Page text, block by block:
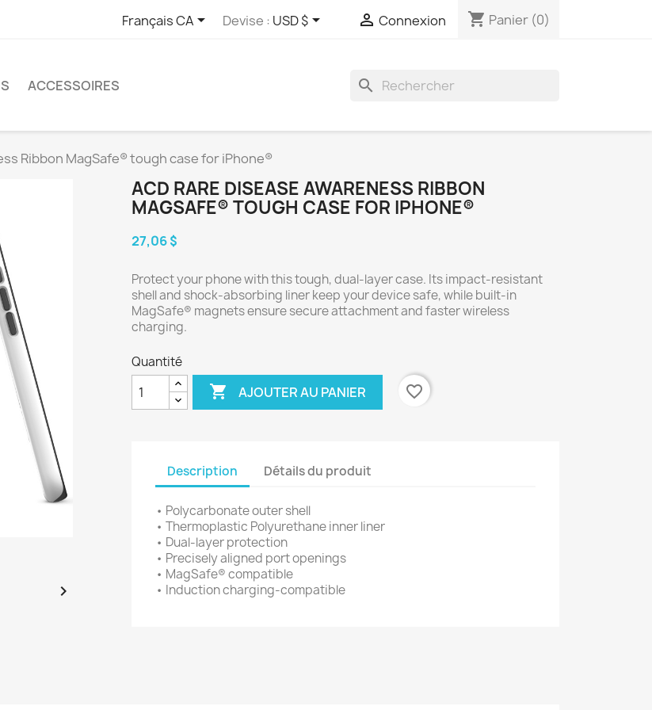
Français CA Devise : USD $  Connexion shopping_cart Panier (0)
ACCESSOIRES search
Ribbon MagSafe® tough case for iPhone®

ACD RARE DISEASE AWARENESS RIBBON
MAGSAFE® TOUGH CASE FOR IPHONE®
27,06 $
Protect your phone with this tough, dual-layer case. Its impact-resistant
shell and shock-absorbing liner keep your device safe, while built-in
MagSafe® magnets ensure secure attachment and faster wireless
charging.
Quantité
 AJOUTER AU PANIER favorite_border
Description Détails du produit
• Polycarbonate outer shell
• Thermoplastic Polyurethane inner liner
• Dual-layer protection
• Precisely aligned port openings
• MagSafe® compatible
• Induction charging-compatible